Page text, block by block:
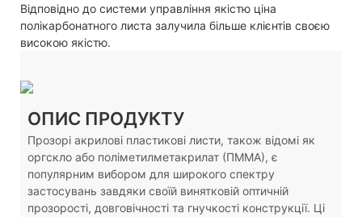
Відповідно до системи управління якістю ціна
полікарбонатного листа залучила більше клієнтів своєю
високою якістю.
ОПИС ПРОДУКТУ
Прозорі акрилові пластикові листи, також відомі як
оргскло або поліметилметакрилат (ПММА), є
популярним вибором для широкого спектру
застосувань завдяки своїй винятковій оптичній
прозорості, довговічності та гнучкості конструкції. Ці